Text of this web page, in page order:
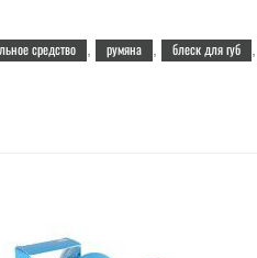
похлопывающими движениями.
средство румяна блеск для губ